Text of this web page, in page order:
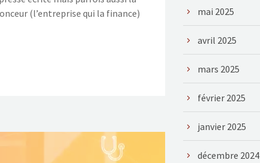
(l’entreprise qui la finance)
mai 2025
avril 2025
mars 2025
février 2025
janvier 2025
décembre 2024